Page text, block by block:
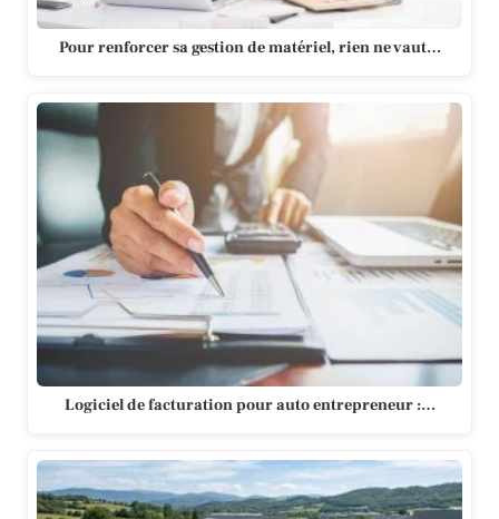
Pour renforcer sa gestion de matériel, rien ne vaut…
Logiciel de facturation pour auto entrepreneur :…